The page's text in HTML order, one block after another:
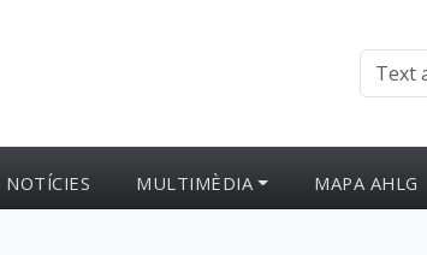
NOTÍCIES MULTIMÈDIA MAPA AHLG